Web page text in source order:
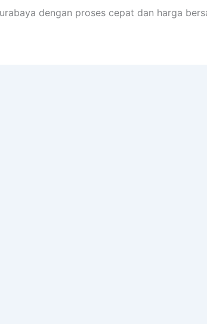
dengan proses cepat dan harga